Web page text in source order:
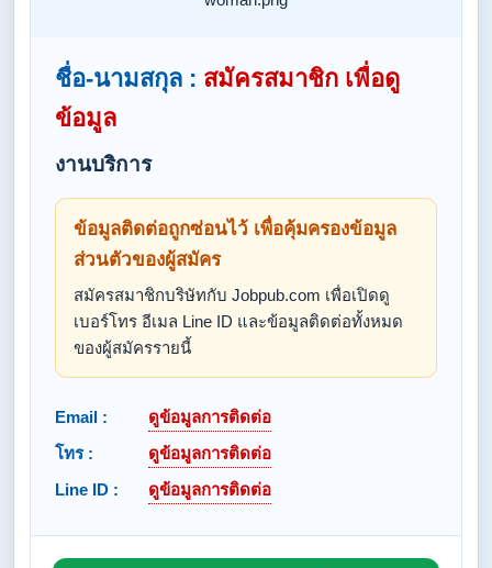
ชื่อ-นามสกุล : สมัครสมาชิก เพื่อดู
ข้อมูล
งานบริการ
ข้อมูลติดต่อถูกซ่อนไว้ เพื่อคุ้มครองข้อมูล
ส่วนตัวของผู้สมัคร
สมัครสมาชิกบริษัทกับ Jobpub.com เพื่อเปิดดู
เบอร์โทร อีเมล Line ID และข้อมูลติดต่อทั้งหมด
ของผู้สมัครรายนี้
Email :
ดูข้อมูลการติดต่อ
โทร :
ดูข้อมูลการติดต่อ
Line ID :
ดูข้อมูลการติดต่อ